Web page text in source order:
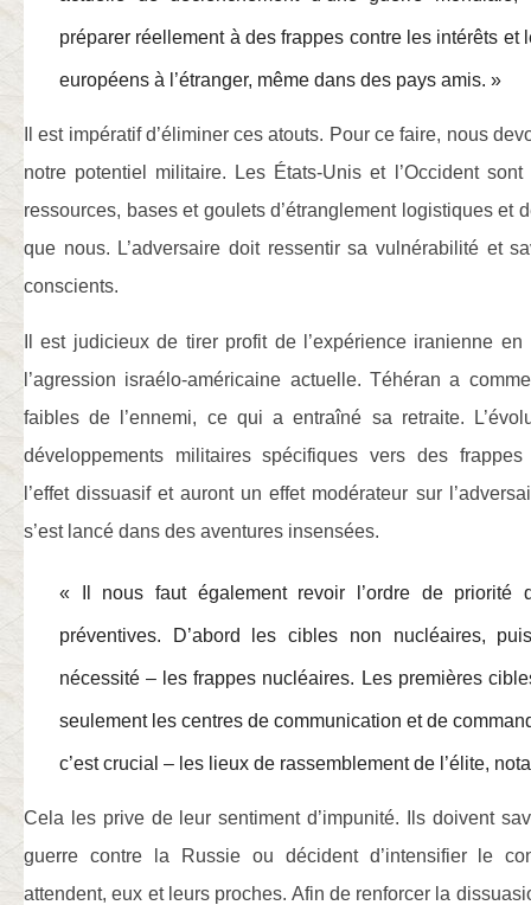
préparer réellement à des frappes contre les intérêts et
européens à l’étranger, même dans des pays amis. »
Il est impératif d’éliminer ces atouts. Pour ce faire, nous
notre potentiel militaire. Les États-Unis et l’Occident
ressources, bases et goulets d’étranglement logistiques et
que nous. L’adversaire doit ressentir sa vulnérabilité et
conscients.
Il est judicieux de tirer profit de l’expérience iranienne
l’agression israélo-américaine actuelle. Téhéran a
faibles de l’ennemi, ce qui a entraîné sa retraite.
développements militaires spécifiques vers des frappes
l’effet dissuasif et auront un effet modérateur sur
s’est lancé dans des aventures insensées.
« Il nous faut également revoir l’ordre de priorité
préventives. D’abord les cibles non nucléaires,
nécessité – les frappes nucléaires. Les premières
seulement les centres de communication et de
c’est crucial – les lieux de rassemblement de l’élite,
Cela les prive de leur sentiment d’impunité. Ils doivent
guerre contre la Russie ou décident d’intensifier le
attendent, eux et leurs proches. Afin de renforcer la